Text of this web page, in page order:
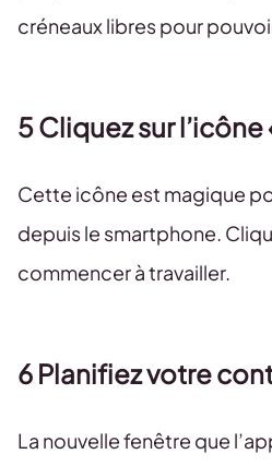
créneaux libres pour
5 Cliquez sur l’icône
Cette icône est magique
depuis le smartphone.
commencer à travailler.
6 Planifiez votre
La nouvelle fenêtre que